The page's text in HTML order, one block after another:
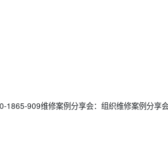
909维修案例分享会：组织维修案例分享会